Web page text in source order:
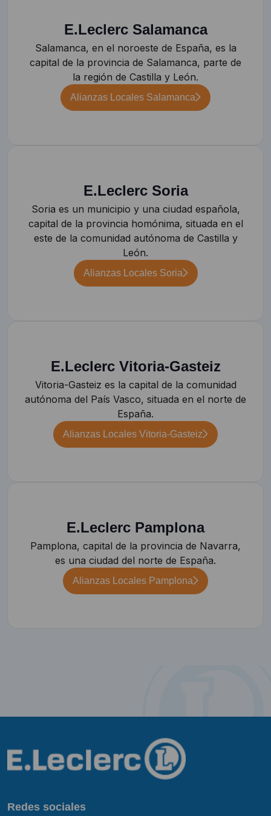
E.Leclerc Salamanca
Salamanca, en el noroeste de España, es la
capital de la provincia de Salamanca, parte de
la región de Castilla y León.
Alianzas Locales Salamanca
E.Leclerc Soria
Soria es un municipio y una ciudad española,
capital de la provincia homónima, situada en el
este de la comunidad autónoma de Castilla y
León.
Alianzas Locales Soria
E.Leclerc Vitoria-Gasteiz
Vitoria-Gasteiz es la capital de la comunidad
autónoma del País Vasco, situada en el norte de
España.
Alianzas Locales Vitoria-Gasteiz
E.Leclerc Pamplona
Pamplona, capital de la provincia de Navarra,
es una ciudad del norte de España.
Alianzas Locales Pamplona
Redes sociales